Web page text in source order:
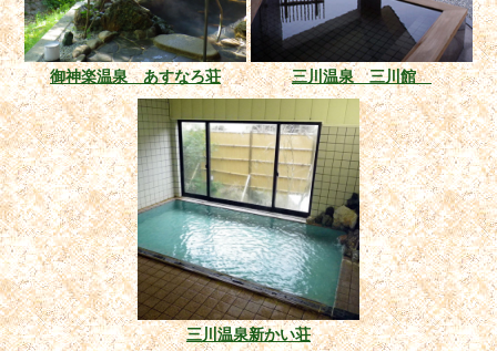
御神楽温泉 あすなろ荘 三川温泉 三川館
三川温泉新かい荘